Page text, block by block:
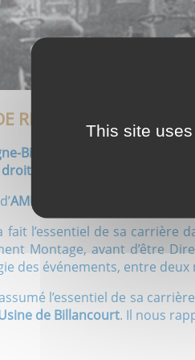
RENAULT À
Billancourt
de la Seine , pour
AMETIS
fait l’essentiel de sa carrière
Montage, avant d’être
des événements, entre deux
l’essentiel de sa
de Billancourt. Il nous
This site